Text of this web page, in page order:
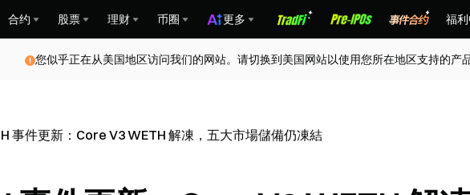
合约 股票 理财 币圈 更多 福
您似乎正在从美国地区访问我们的网站。请切换到美国网站以使用您所在地区支持的产品
事件更新：Core V3 WETH 解凍，五大市場儲備仍凍結